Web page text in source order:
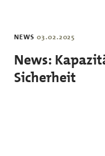
NEWS 03.02.2025
News:
Sicherheit